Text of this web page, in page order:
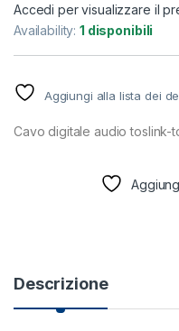
Accedi per visualizzare il
Availability:1 disponibili
Aggiungi alla lista dei
Cavo digitale audio toslink-
Descrizione